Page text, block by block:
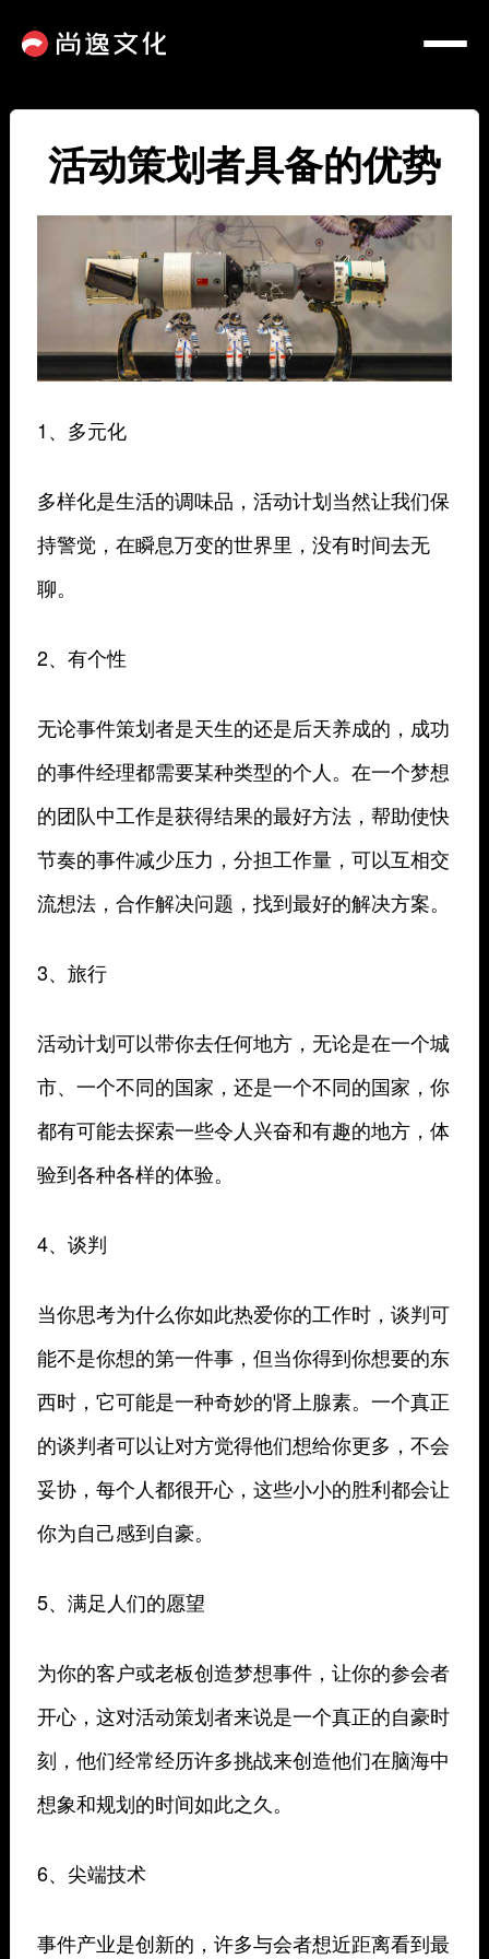
活动策划者具备的优势
1、多元化
多样化是生活的调味品，活动计划当然让我们保
持警觉，在瞬息万变的世界里，没有时间去无
聊。
2、有个性
无论事件策划者是天生的还是后天养成的，成功
的事件经理都需要某种类型的个人。在一个梦想
的团队中工作是获得结果的最好方法，帮助使快
节奏的事件减少压力，分担工作量，可以互相交
流想法，合作解决问题，找到最好的解决方案。
3、旅行
活动计划可以带你去任何地方，无论是在一个城
市、一个不同的国家，还是一个不同的国家，你
都有可能去探索一些令人兴奋和有趣的地方，体
验到各种各样的体验。
4、谈判
当你思考为什么你如此热爱你的工作时，谈判可
能不是你想的第一件事，但当你得到你想要的东
西时，它可能是一种奇妙的肾上腺素。一个真正
的谈判者可以让对方觉得他们想给你更多，不会
妥协，每个人都很开心，这些小小的胜利都会让
你为自己感到自豪。
5、满足人们的愿望
为你的客户或老板创造梦想事件，让你的参会者
开心，这对活动策划者来说是一个真正的自豪时
刻，他们经常经历许多挑战来创造他们在脑海中
想象和规划的时间如此之久。
6、尖端技术
事件产业是创新的，许多与会者想近距离看到最